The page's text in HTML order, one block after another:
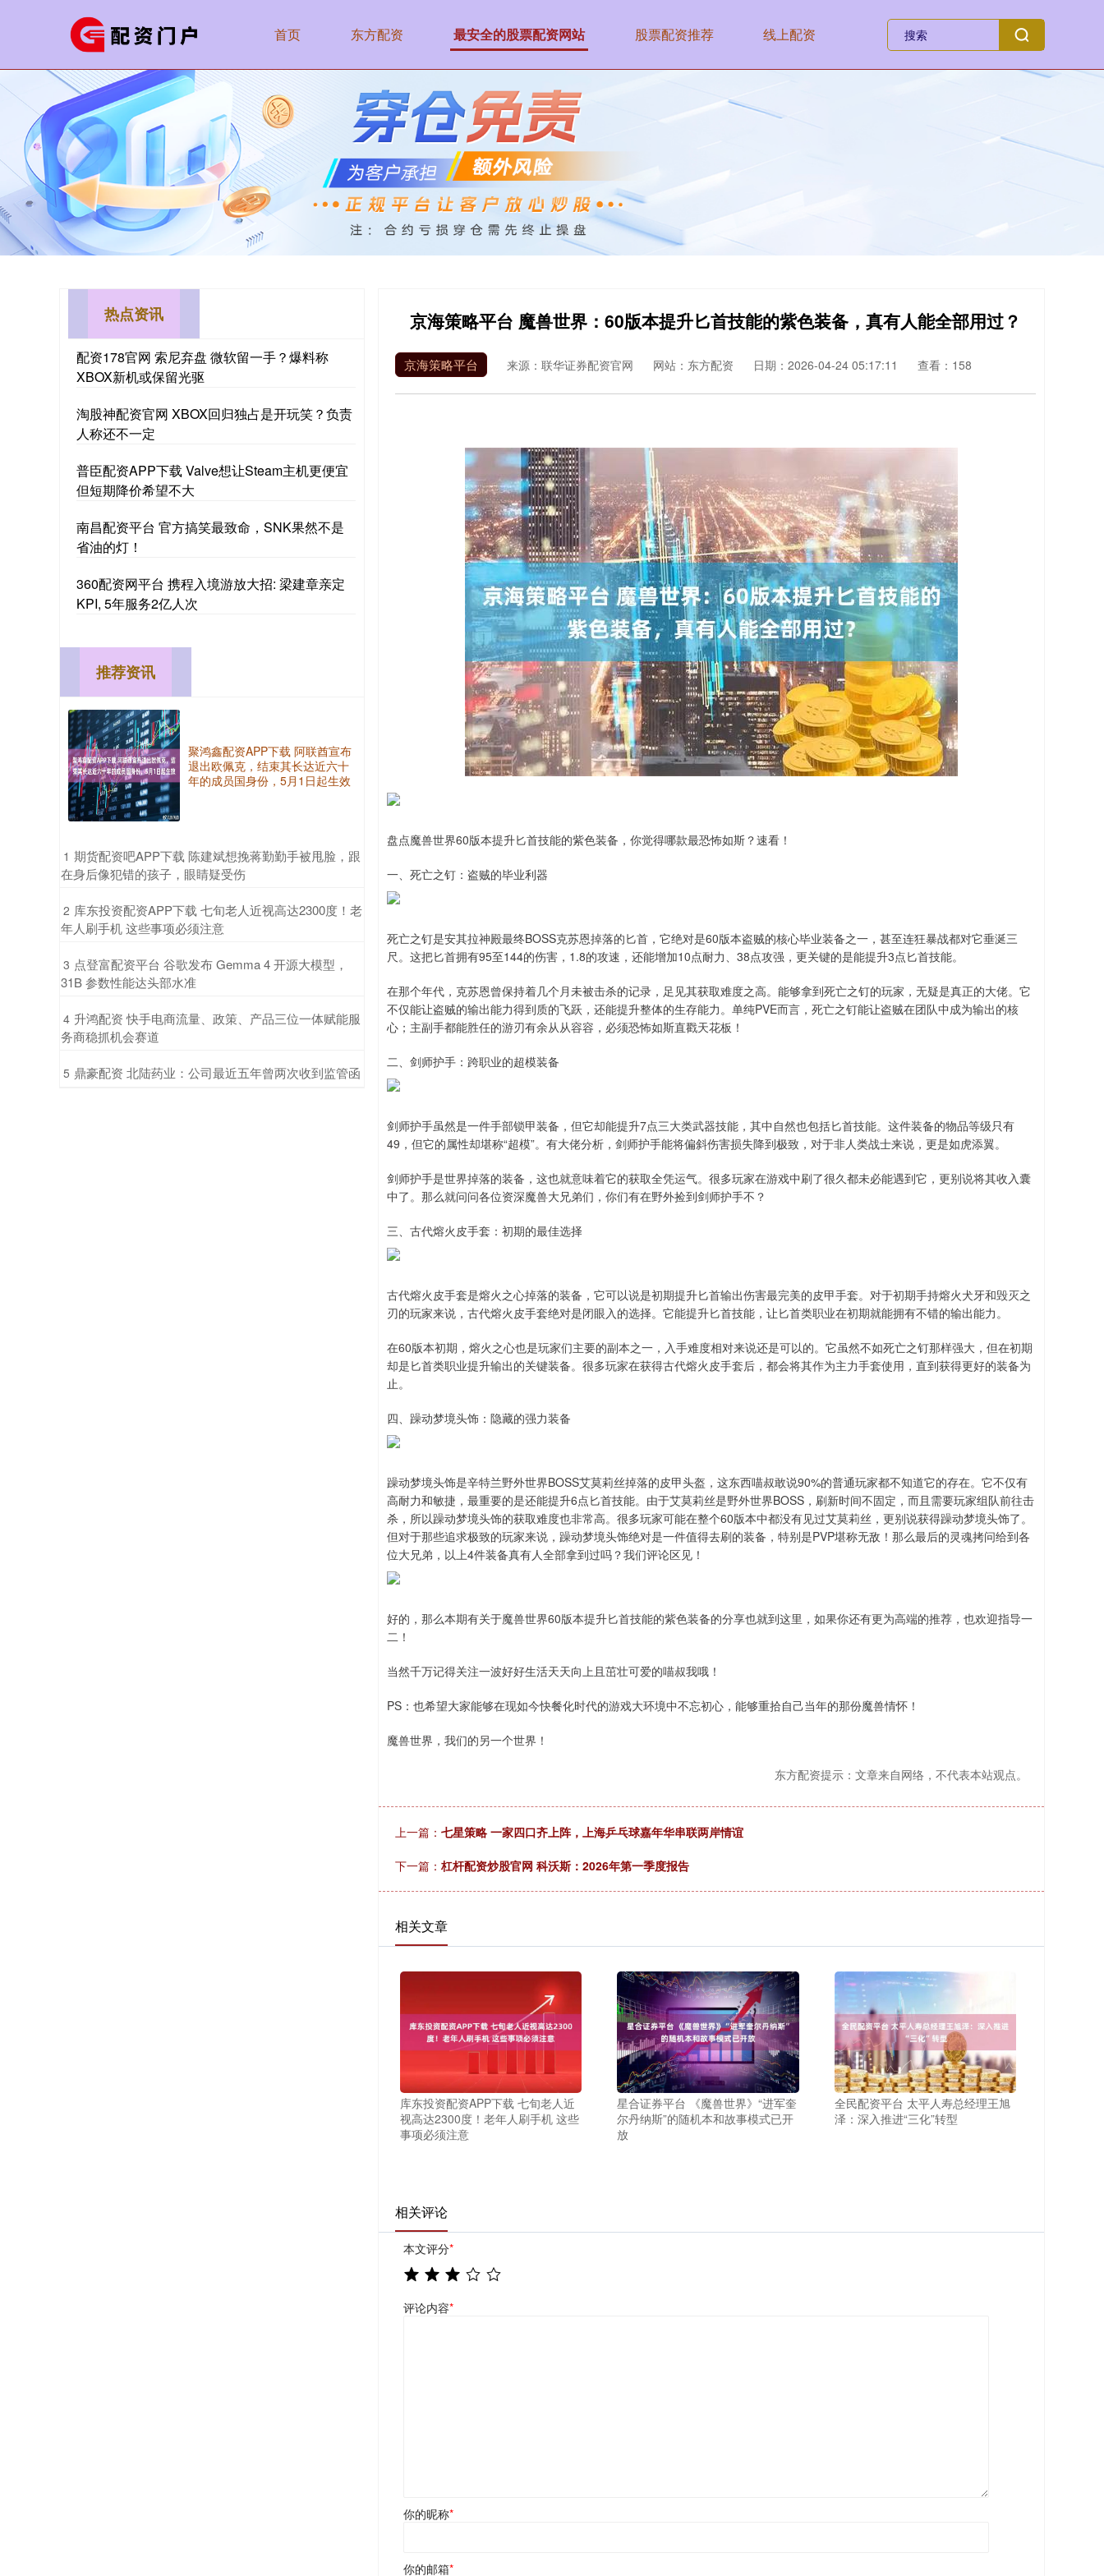
首页 东方配资 最安全的股票配资网站 股票配资推荐 线上配资
京海策略平台 魔兽世界：60版本提升匕首技能的紫色装备，真有人能全部用过？
京海策略平台 来源：联华证券配资官网 网站：东方配资 日期：2026-04-24 05:17:11 查看：158
盘点魔兽世界60版本提升匕首技能的紫色装备，你觉得哪款最恐怖如斯？速看！
一、死亡之钉：盗贼的毕业利器
死亡之钉是安其拉神殿最终BOSS克苏恩掉落的匕首，它绝对是60版本盗贼的核心毕业装备之一，甚至连狂暴战都对它垂涎三
尺。这把匕首拥有95至144的伤害，1.8的攻速，还能增加10点耐力、38点攻强，更关键的是能提升3点匕首技能。
在那个年代，克苏恩曾保持着几个月未被击杀的记录，足见其获取难度之高。能够拿到死亡之钉的玩家，无疑是真正的大佬。它
不仅能让盗贼的输出能力得到质的飞跃，还能提升整体的生存能力。单纯PVE而言，死亡之钉能让盗贼在团队中成为输出的核
心；主副手都能胜任的游刃有余从从容容，必须恐怖如斯直戳天花板！
二、剑师护手：跨职业的超模装备
剑师护手虽然是一件手部锁甲装备，但它却能提升7点三大类武器技能，其中自然也包括匕首技能。这件装备的物品等级只有
49，但它的属性却堪称“超模”。有大佬分析，剑师护手能将偏斜伤害损失降到极致，对于非人类战士来说，更是如虎添翼。
剑师护手是世界掉落的装备，这也就意味着它的获取全凭运气。很多玩家在游戏中刷了很久都未必能遇到它，更别说将其收入囊
中了。那么就问问各位资深魔兽大兄弟们，你们有在野外捡到剑师护手不？
三、古代熔火皮手套：初期的最佳选择
古代熔火皮手套是熔火之心掉落的装备，它可以说是初期提升匕首输出伤害最完美的皮甲手套。对于初期手持熔火犬牙和毁灭之
刃的玩家来说，古代熔火皮手套绝对是闭眼入的选择。它能提升匕首技能，让匕首类职业在初期就能拥有不错的输出能力。
在60版本初期，熔火之心也是玩家们主要的副本之一，入手难度相对来说还是可以的。它虽然不如死亡之钉那样强大，但在初期
却是匕首类职业提升输出的关键装备。很多玩家在获得古代熔火皮手套后，都会将其作为主力手套使用，直到获得更好的装备为
止。
四、躁动梦境头饰：隐藏的强力装备
躁动梦境头饰是辛特兰野外世界BOSS艾莫莉丝掉落的皮甲头盔，这东西喵叔敢说90%的普通玩家都不知道它的存在。它不仅有
高耐力和敏捷，最重要的是还能提升6点匕首技能。由于艾莫莉丝是野外世界BOSS，刷新时间不固定，而且需要玩家组队前往击
杀，所以躁动梦境头饰的获取难度也非常高。很多玩家可能在整个60版本中都没有见过艾莫莉丝，更别说获得躁动梦境头饰了。
但对于那些追求极致的玩家来说，躁动梦境头饰绝对是一件值得去刷的装备，特别是PVP堪称无敌！那么最后的灵魂拷问给到各
位大兄弟，以上4件装备真有人全部拿到过吗？我们评论区见！
好的，那么本期有关于魔兽世界60版本提升匕首技能的紫色装备的分享也就到这里，如果你还有更为高端的推荐，也欢迎指导一
二！
当然千万记得关注一波好好生活天天向上且茁壮可爱的喵叔我哦！
PS：也希望大家能够在现如今快餐化时代的游戏大环境中不忘初心，能够重拾自己当年的那份魔兽情怀！
魔兽世界，我们的另一个世界！
东方配资提示：文章来自网络，不代表本站观点。
上一篇： 七星策略 一家四口齐上阵，上海乒乓球嘉年华串联两岸情谊
下一篇： 杠杆配资炒股官网 科沃斯：2026年第一季度报告
相关文章
库东投资配资APP下载 七旬老人近
视高达2300度！老年人刷手机 这些
事项必须注意
星合证券平台 《魔兽世界》“进军奎
尔丹纳斯”的随机本和故事模式已开
放
全民配资平台 太平人寿总经理王旭
泽：深入推进“三化”转型
相关评论
本文评分*
评论内容*
你的昵称*
你的邮箱*
热点资讯
配资178官网 索尼弃盘 微软留一手？爆料称
XBOX新机或保留光驱
淘股神配资官网 XBOX回归独占是开玩笑？负责
人称还不一定
普臣配资APP下载 Valve想让Steam主机更便宜
但短期降价希望不大
南昌配资平台 官方搞笑最致命，SNK果然不是
省油的灯！
360配资网平台 携程入境游放大招: 梁建章亲定
KPI, 5年服务2亿人次
推荐资讯
聚鸿鑫配资APP下载 阿联酋宣布
退出欧佩克，结束其长达近六十
年的成员国身份，5月1日起生效
1 ​期货配资吧APP下载 陈建斌想挽蒋勤勤手被甩脸，跟
在身后像犯错的孩子，眼睛疑受伤
2 ​库东投资配资APP下载 七旬老人近视高达2300度！老
年人刷手机 这些事项必须注意
3 ​点登富配资平台 谷歌发布 Gemma 4 开源大模型，
31B 参数性能达头部水准
4 ​升鸿配资 快手电商流量、政策、产品三位一体赋能服
务商稳抓机会赛道
5 ​鼎豪配资 北陆药业：公司最近五年曾两次收到监管函